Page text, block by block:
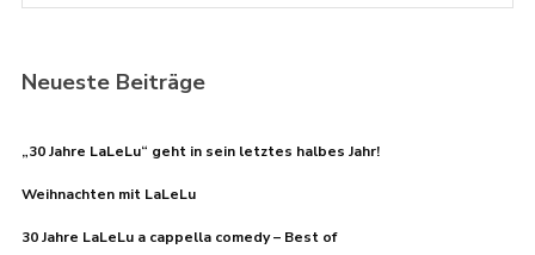
Neueste Beiträge
„30 Jahre LaLeLu“ geht in sein letztes halbes Jahr!
Weihnachten mit LaLeLu
30 Jahre LaLeLu a cappella comedy – Best of